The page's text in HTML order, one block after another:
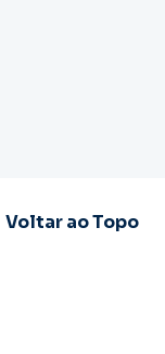
Voltar ao Topo